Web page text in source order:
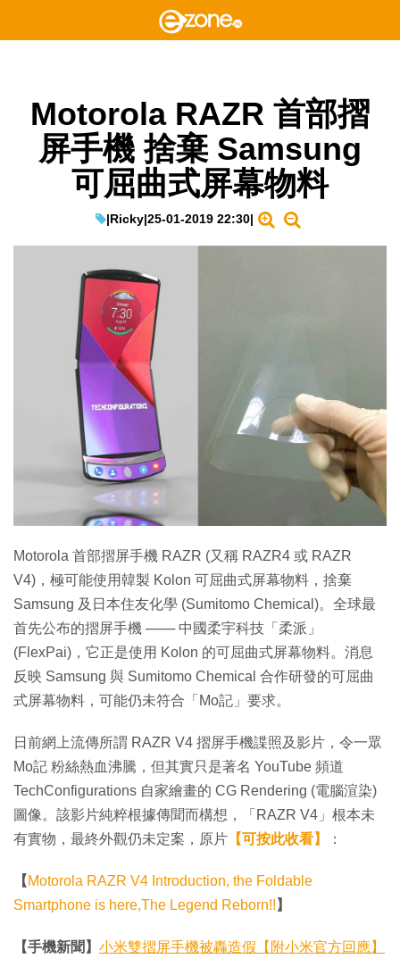
Motorola RAZR 首部摺
屏手機 捨棄 Samsung
可屈曲式屏幕物料
|Ricky|25-01-2019 22:30|
Motorola 首部摺屏手機 RAZR (又稱 RAZR4 或 RAZR
V4)，極可能使用韓製 Kolon 可屈曲式屏幕物料，捨棄
Samsung 及日本住友化學 (Sumitomo Chemical)。全球最
首先公布的摺屏手機 ─── 中國柔宇科技「柔派」
(FlexPai)，它正是使用 Kolon 的可屈曲式屏幕物料。消息
反映 Samsung 與 Sumitomo Chemical 合作研發的可屈曲
式屏幕物料，可能仍未符合「Mo記」要求。
日前網上流傳所謂 RAZR V4 摺屏手機諜照及影片，令一眾
Mo記 粉絲熱血沸騰，但其實只是著名 YouTube 頻道
TechConfigurations 自家繪畫的 CG Rendering (電腦渲染)
圖像。該影片純粹根據傳聞而構想，「RAZR V4」根本未
有實物，最終外觀仍未定案，原片 【可按此收看】 ：
【 Motorola RAZR V4 Introduction, the Foldable
Smartphone is here,The Legend Reborn!! 】
【手機新聞】 小米雙摺屏手機被轟造假【附小米官方回應】